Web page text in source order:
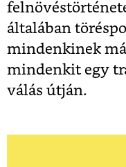
általában
mindenkinek
mindenkit egy
válás útján.